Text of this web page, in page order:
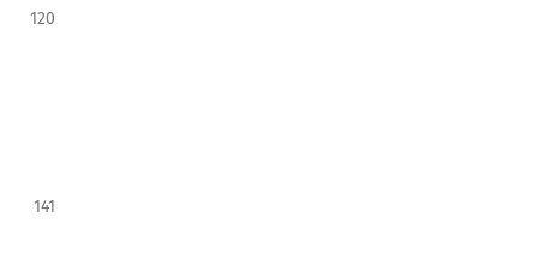
120
141